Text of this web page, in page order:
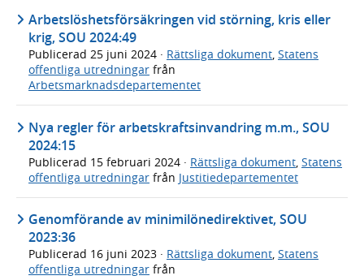
Arbetslöshetsförsäkringen vid störning, kris eller
krig, SOU 2024:49
Publicerad 25 juni 2024 · Rättsliga dokument, Statens
offentliga utredningar från
Arbetsmarknadsdepartementet
Nya regler för arbetskraftsinvandring m.m., SOU
2024:15
Publicerad 15 februari 2024 · Rättsliga dokument Statens
offentliga utredningar från Justitiedepartementet
Genomförande av minimilönedirektivet, SOU
2023:36
Publicerad 16 juni 2023 · Rättsliga dokument, Statens
offentliga utredningar från